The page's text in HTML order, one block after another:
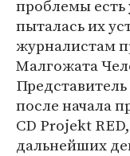
проблемы есть
пыталась их
журналистам
Малгожата
после начала
CD Projekt
дальнейших